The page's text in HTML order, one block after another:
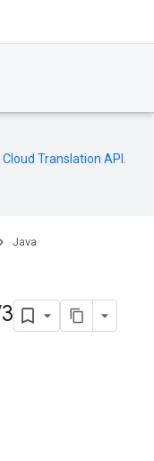
Cloud Translation API
Java